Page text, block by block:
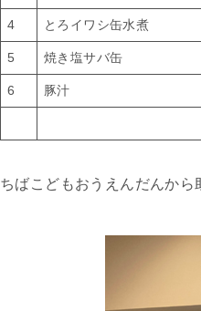
4 とろイワシ缶水煮
5 焼き塩サバ缶
6 豚汁
ちばこどもおうえんだんから